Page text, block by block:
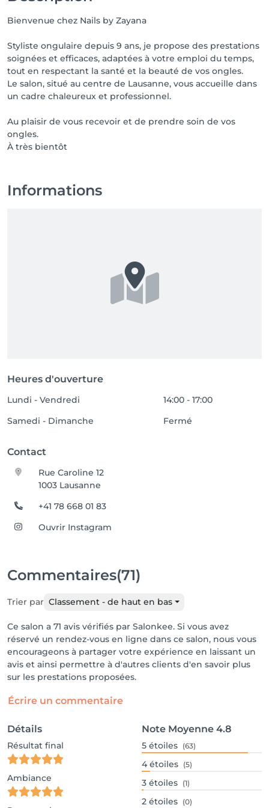
✨ Quelques informations pour le bon déroulement
• Les rendez-vous se font uniquement sur réservation
; en cas d’urgence, vous pouvez m’appeler  ☎️ 078 668
01 83
• Un bancomat BCV se trouve en face de la Coop
• Des places de parking sont disponibles à la Coop
Caroline, à proximité du salon.
• Pour des raisons d’hygiène, merci de vous laver les
• Mon planning peut parfois prendre un léger retard ;
je ferai de mon mieux pour vous accueillir
Merci pour votre compréhension et votre confiance
Bienvenue chez Nails by Zayana
Styliste ongulaire depuis 9 ans, je propose des prestations
soignées et efficaces, adaptées à votre emploi du temps,
tout en respectant la santé et la beauté de vos ongles.
Le salon, situé au centre de Lausanne, vous accueille dans
un cadre chaleureux et professionnel.
Au plaisir de vous recevoir et de prendre soin de vos
ongles.
Informations
Heures d'ouverture
Lundi - Vendredi
14:00 - 17:00
Samedi - Dimanche
Fermé
Contact
Rue Caroline 12
1003 Lausanne
+41 78 668 01 83
Ouvrir Instagram
Commentaires(71)
Trier par Classement - de haut en bas
Ce salon a 71 avis vérifiés par Salonkee. Si vous avez
réservé un rendez-vous en ligne dans ce salon, nous vous
encourageons à partager votre expérience en laissant un
avis et ainsi permettre à d'autres clients d'en savoir plus
sur les prestations proposées.
Écrire un commentaire
Détails
Résultat final
Ambiance
Note Moyenne 4.8
5 étoiles (63)
4 étoiles (5)
3 étoiles (1)
2 étoiles (0)